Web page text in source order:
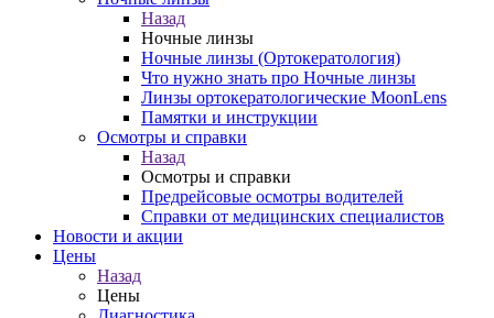
Назад
Ночные линзы
Ночные линзы (Ортокератология)
Что нужно знать про Ночные линзы
Линзы ортокератологические MoonLens
Памятки и инструкции
Осмотры и справки
Назад
Осмотры и справки
Предрейсовые осмотры водителей
Справки от медицинских специалистов
Новости и акции
Цены
Назад
Цены